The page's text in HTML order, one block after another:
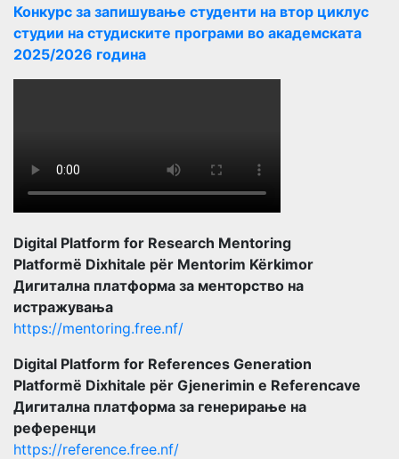
Конкурс за запишување студенти на втор циклус
студии на студиските програми во академската
2025/2026 година
Digital Platform for Research Mentoring
Platformë Dixhitale për Mentorim Kërkimor
Дигитална платформа за менторство на
истражувања
https://mentoring.free.nf/
Digital Platform for References Generation
Platformë Dixhitale për Gjenerimin e Referencave
Дигитална платформа за генерирање на
референци
https://reference.free.nf/